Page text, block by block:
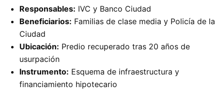
Responsables: IVC y Banco Ciudad
Beneficiarios: Familias de clase media y Policía de la
Ciudad
Ubicación: Predio recuperado tras 20 años de
usurpación
Instrumento: Esquema de infraestructura y
financiamiento hipotecario